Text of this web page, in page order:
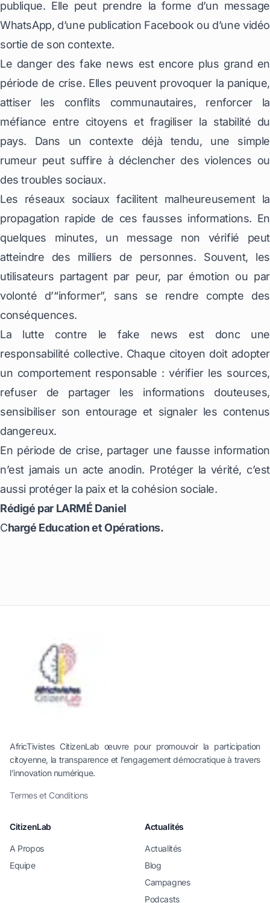
publique. Elle peut prendre la forme d’un message
WhatsApp, d’une publication Facebook ou d’une vidéo
sortie de son contexte.
Le danger des fake news est encore plus grand en
période de crise. Elles peuvent provoquer la panique,
attiser les conflits communautaires, renforcer la
méfiance entre citoyens et fragiliser la stabilité du
pays. Dans un contexte déjà tendu, une simple
rumeur peut suffire à déclencher des violences ou
des troubles sociaux.
Les réseaux sociaux facilitent malheureusement la
propagation rapide de ces fausses informations. En
quelques minutes, un message non vérifié peut
atteindre des milliers de personnes. Souvent, les
utilisateurs partagent par peur, par émotion ou par
volonté d’“informer”, sans se rendre compte des
conséquences.
La lutte contre le fake news est donc une
responsabilité collective. Chaque citoyen doit adopter
un comportement responsable : vérifier les sources,
refuser de partager les informations douteuses,
sensibiliser son entourage et signaler les contenus
dangereux.
En période de crise, partager une fausse information
n’est jamais un acte anodin. Protéger la vérité, c’est
aussi protéger la paix et la cohésion sociale.
Rédigé par LARMÉ Daniel
Chargé Education et Opérations.
AfricTivistes CitizenLab œuvre pour promouvoir la participation
citoyenne, la transparence et l’engagement démocratique à travers
l’innovation numérique.
Termes et Conditions
CitizenLab
A Propos
Equipe
Actualités
Actualités
Blog
Campagnes
Podcasts